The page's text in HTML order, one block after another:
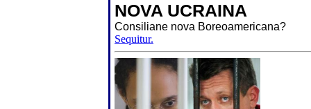
NOVA UCRAINA
Consiliane nova Boreoamericana?
Sequitur.